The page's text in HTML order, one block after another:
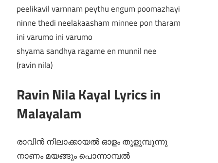
peelikavil varnnam peythu engum poomazhayi
ninne thedi neelakaasham minnee pon tharam
ini varumo ini varumo
shyama sandhya ragame en munnil nee
(ravin nila)
Ravin Nila Kayal Lyrics in
Malayalam
രാവിന്‍ നിലാക്കായല്‍ ഓളം തുളുമ്പുന്നു
നാണം മയങ്ങും പൊന്നാമ്പല്‍